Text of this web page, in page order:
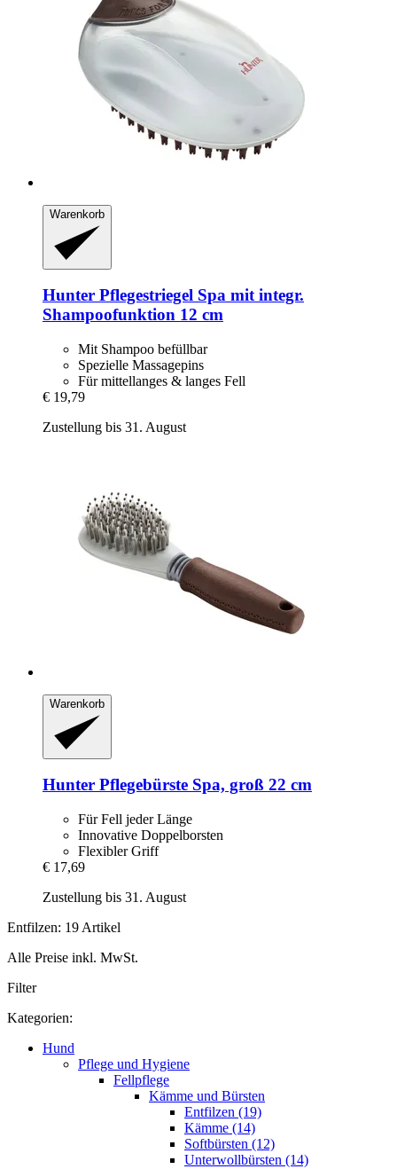
Warenkorb
Hunter Pflegestriegel Spa mit integr.
Shampoofunktion 12 cm
Mit Shampoo befüllbar
Spezielle Massagepins
Für mittellanges & langes Fell
€ 19,79
Zustellung bis 31. August
Warenkorb
Hunter Pflegebürste Spa, groß 22 cm
Für Fell jeder Länge
Innovative Doppelborsten
Flexibler Griff
€ 17,69
Zustellung bis 31. August
Entfilzen: 19 Artikel
Alle Preise inkl. MwSt.
Filter
Kategorien:
Hund
Pflege und Hygiene
Fellpflege
Kämme und Bürsten
Entfilzen (19)
Kämme (14)
Softbürsten (12)
Unterwollbürsten (14)